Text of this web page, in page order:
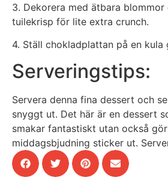
3. Dekorera med ätbara
tuilekrisp för lite extra crunch.
4. Ställ chokladplattan på en
Serveringstips:
Servera denna fina dessert och
snyggt ut. Det här är en dessert
smakar fantastiskt utan också
middagsbjudning sticker ut.